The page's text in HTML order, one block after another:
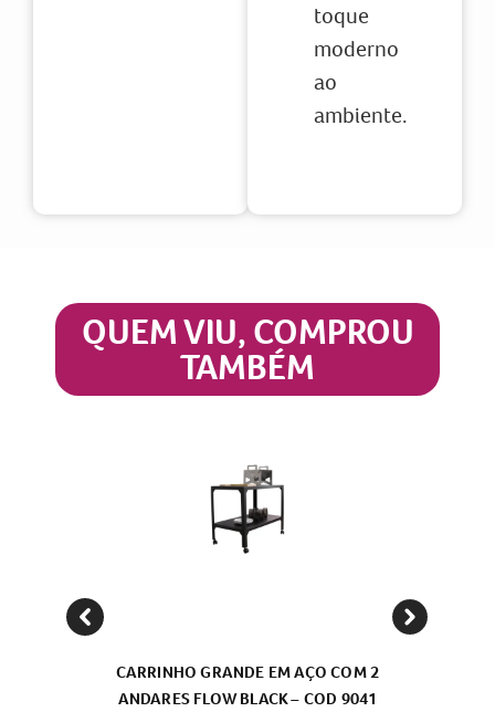
toque
moderno
ao
ambiente.
QUEM VIU, COMPROU
TAMBÉM
CARRINHO GRANDE EM AÇO COM 2
ANDARES FLOW BLACK – COD 9041